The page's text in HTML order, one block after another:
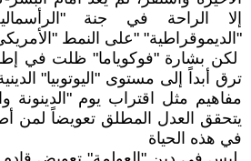
إلا الراحة في جنة
"الديموقراطية" "على النمط
لكن بشارة "فوكوياما" ظلت في إطار
ترق أبداً إلى مستوى "اليوتوبيا"
مفاهيم مثل اقتراب يوم "الدينونة
يتحقق العدل المطلق تعويضاً لمن
في هذه الحياة